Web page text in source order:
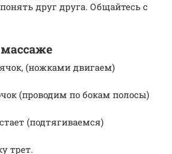
друг друга. Общайтесь с
(ножками двигаем)
(проводим по бокам полосы)
(подтягиваемся)
трет.